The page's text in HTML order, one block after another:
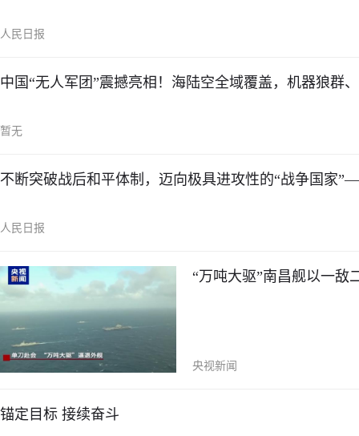
人民日报
中国“无人军团”震撼亮相！海陆空全域覆盖，机器狼群
暂无
不断突破战后和平体制，迈向极具进攻性的“战争国家
人民日报
“万吨大驱”南昌舰以一敌
央视新闻
锚定目标 接续奋斗